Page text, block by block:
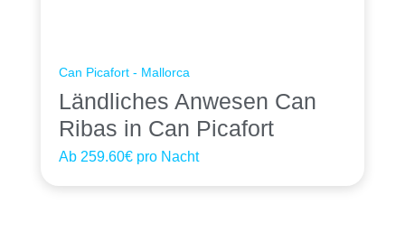
Can Picafort - Mallorca
Ländliches Anwesen Can
Ribas in Can Picafort
Ab 259.60€ pro Nacht